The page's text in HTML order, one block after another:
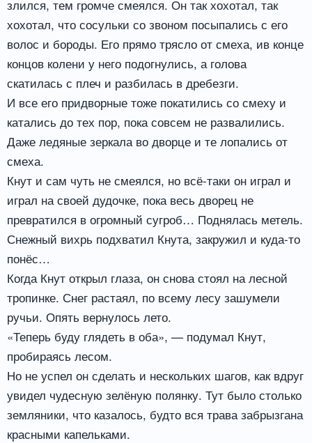
злился, тем громче смеялся. Он так хохотал, так
хохотал, что сосульки со звоном посыпались с его
волос и бороды. Его прямо трясло от смеха, ив конце
концов колени у него подогнулись, а голова
скатилась с плеч и разбилась в дребезги.
И все его придворные тоже покатились со смеху и
катались до тех пор, пока совсем не развалились.
Даже ледяные зеркала во дворце и те лопались от
смеха.
Кнут и сам чуть не смеялся, но всё-таки он играл и
играл на своей дудочке, пока весь дворец не
превратился в огромный сугроб… Поднялась метель.
Снежный вихрь подхватил Кнута, закружил и куда-то
понёс…
Когда Кнут открыл глаза, он снова стоял на лесной
тропинке. Снег растаял, по всему лесу зашумели
ручьи. Опять вернулось лето.
«Теперь буду глядеть в оба», — подумал Кнут,
пробираясь лесом.
Но не успел он сделать и нескольких шагов, как вдруг
увидел чудесную зелёную полянку. Тут было столько
земляники, что казалось, будто вся трава забрызгана
красными капельками.